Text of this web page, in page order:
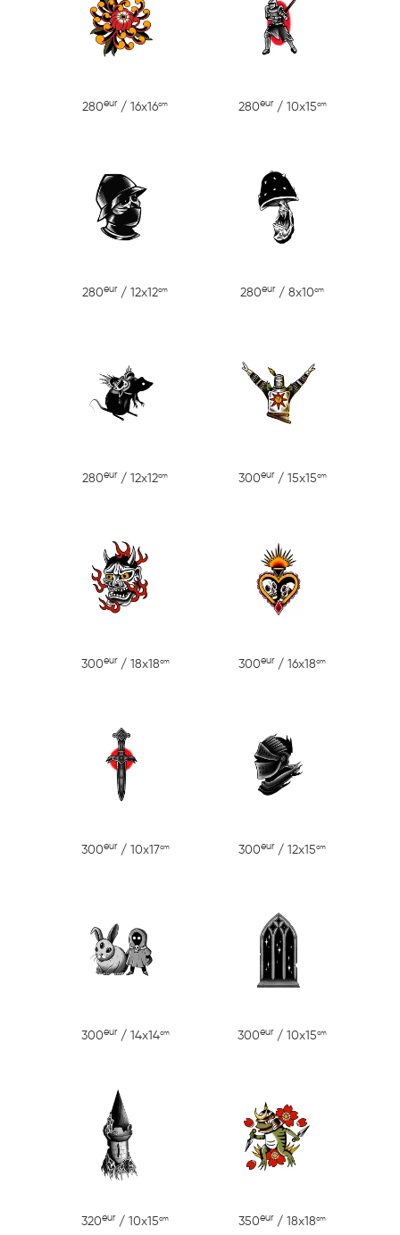
280eur / 16x16cm 280eur / 10x15cm
280eur / 12x12cm 280eur / 8x10cm
280eur / 12x12cm 300eur / 15x15cm
300eur / 18x18cm 300eur / 16x18cm
300eur / 10x17cm 300eur / 12x15cm
300eur / 14x14cm 300eur / 10x15cm
320eur / 10x15cm 350eur / 18x18cm